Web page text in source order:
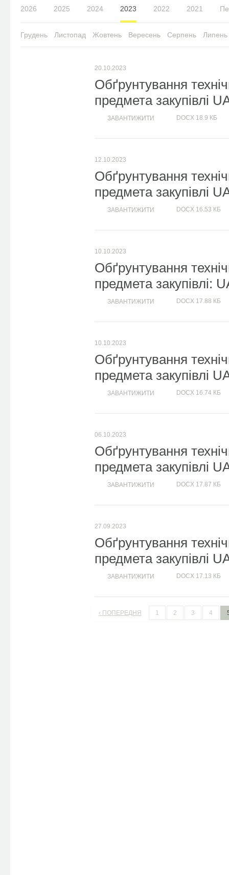
2026 2025 2024 2023 2022 2021
Грудень Листопад Жовтень Вересень Серпень Липень
20.10.2023
Обґрунтування
предмета закупівлі
ЗАВАНТИЖИТИ DOCX 18.9 КБ
12.10.2023
Обґрунтування
предмета закупівлі
ЗАВАНТИЖИТИ DOCX 16.53 КБ
10.10.2023
Обґрунтування
предмета закупівлі:
ЗАВАНТИЖИТИ DOCX 17.88 КБ
10.10.2023
Обґрунтування
предмета закупівлі
ЗАВАНТИЖИТИ DOCX 16.74 КБ
06.10.2023
Обґрунтування
предмета закупівлі
ЗАВАНТИЖИТИ DOCX 17.87 КБ
27.09.2023
Обґрунтування
предмета закупівлі
ЗАВАНТИЖИТИ DOCX 17.13 КБ
‹ ПОПЕРЕДНЯ 1 2 3 4